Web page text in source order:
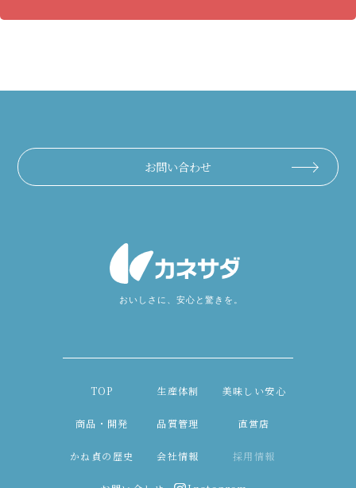
お問い合わせ
TOP 生産体制 美味しい安心
商品・開発 品質管理 直営店
かね貞の歴史 会社情報 採用情報